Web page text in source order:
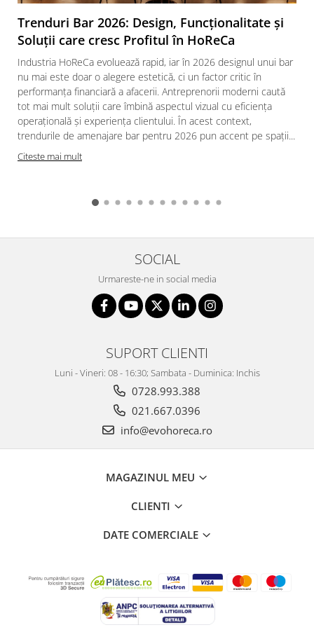
Trenduri Bar 2026: Design, Funcționalitate și
Soluții care cresc Profitul în HoReCa
Industria HoReCa evoluează rapid, iar în 2026 designul unui bar
nu mai este doar o alegere estetică, ci un factor critic în
performanța financiară a afacerii. Antreprenorii moderni caută
tot mai mult soluții care îmbină aspectul vizual cu eficiența
operațională și experiența clientului. În acest context,
trendurile de amenajare bar pentru 2026 pun accent pe spații...
Citeste mai mult
SOCIAL
Urmareste-ne in social media
SUPORT CLIENTI
Luni - Vineri: 08 - 16:30; Sambata - Duminica: Inchis
0728.993.388
021.667.0396
info@evohoreca.ro
MAGAZINUL MEU
CLIENTI
DATE COMERCIALE